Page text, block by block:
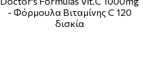
- Φόρμουλα Βιταμίνης C 120
δισκία